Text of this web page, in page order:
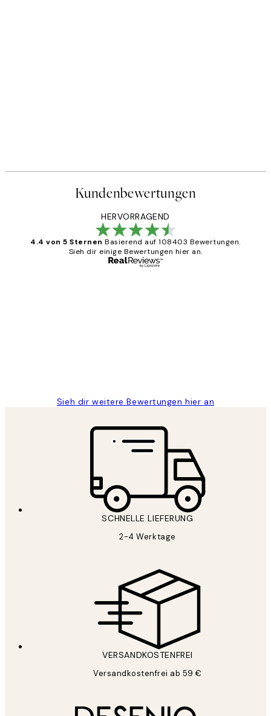
Kundenbewertungen
HERVORRAGEND
4.4 von 5 Sternen Basierend auf 108403 Bewertungen.
Sieh dir einige Bewertungen hier an.
Sieh dir weitere Bewertungen hier an
SCHNELLE LIEFERUNG
2-4 Werktage
VERSANDKOSTENFREI
Versandkostenfrei ab 59 €